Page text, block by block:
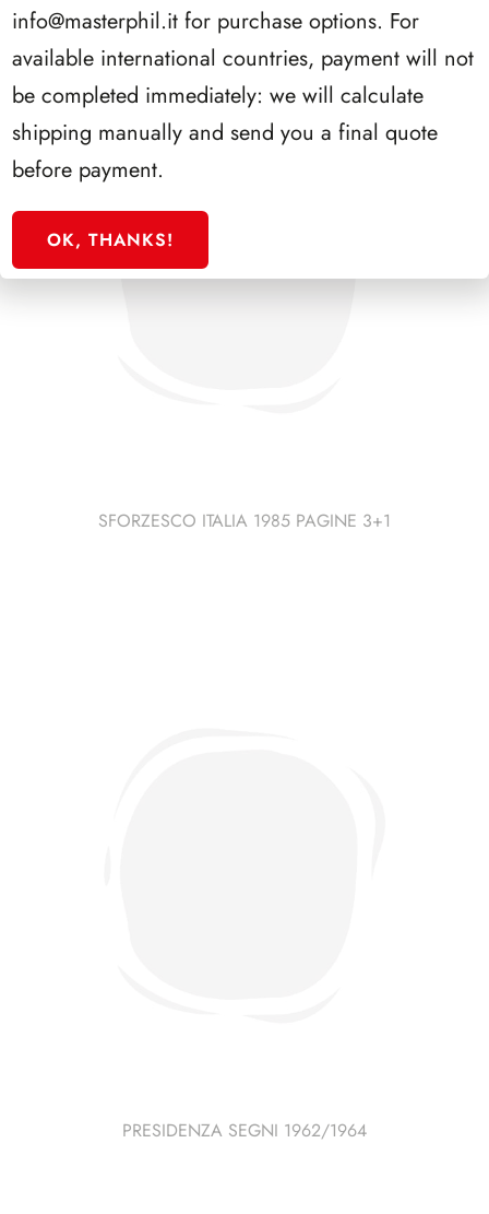
SFORZESCO ITALIA 1985 PAGINE 3+1
PRESIDENZA SEGNI 1962/1964
info@masterphil.it for purchase options. For
available international countries, payment will not
be completed immediately: we will calculate
shipping manually and send you a final quote
before payment.
OK, THANKS!